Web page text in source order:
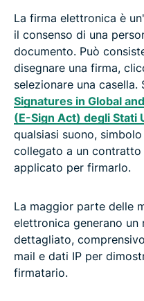
La firma elettronica è
il consenso di una
documento. Può
disegnare una firma,
selezionare una casella.
Signatures in Global
(E-Sign Act) degli Stati
qualsiasi suono,
collegato a un
applicato per firmarlo.
La maggior parte delle
elettronica generano
dettagliato,
mail e dati IP per
firmatario.